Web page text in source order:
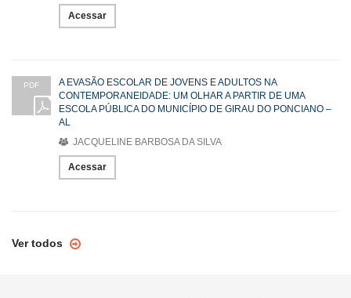
Acessar
PDF
A EVASÃO ESCOLAR DE JOVENS E ADULTOS NA
CONTEMPORANEIDADE: UM OLHAR A PARTIR DE UMA
ESCOLA PÚBLICA DO MUNICÍPIO DE GIRAU DO PONCIANO –
AL
JACQUELINE BARBOSA DA SILVA
Acessar
Ver todos